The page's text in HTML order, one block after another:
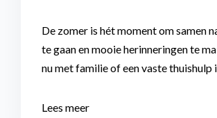
De zomer is hét moment om samen
te gaan en mooie herinneringen te
nu met familie of een vaste thuishulp
Lees meer